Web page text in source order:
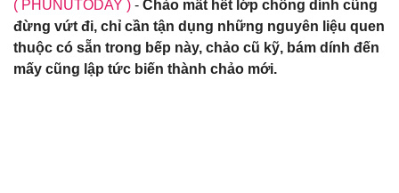
( PHUNUTODAY ) - Chảo mất hết lớp chống dính cũng
đừng vứt đi, chỉ cần tận dụng những nguyên liệu quen
thuộc có sẵn trong bếp này, chảo cũ kỹ, bám dính đến
mấy cũng lập tức biến thành chảo mới.